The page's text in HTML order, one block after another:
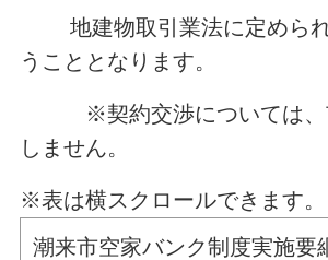
地建物取引業法に定められ
うこととなります。
※契約交渉については、
しません。
※表は横スクロールできます。
潮来市空家バンク制度実施要